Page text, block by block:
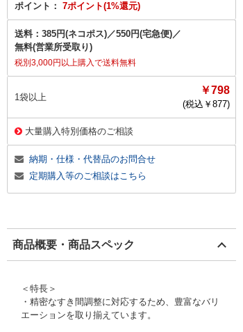
ポイント： 7ポイント(1%還元)
送料： 385円(ネコポス)／550円(宅急便)／
無料(営業所受取り)
税別3,000円以上購入で送料無料
1袋以上
￥798
(税込￥ 877)
大量購入特別価格のご相談
納期・仕様・代替品のお問合せ
定期購入等のご相談はこちら
商品概要・商品スペック
＜特長＞
・精密なすき間調整に対応するため、豊富なバリ
エーションを取り揃えています。